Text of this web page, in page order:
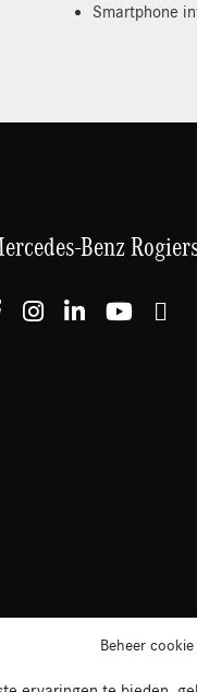
Beheer
Smartphone
Benz